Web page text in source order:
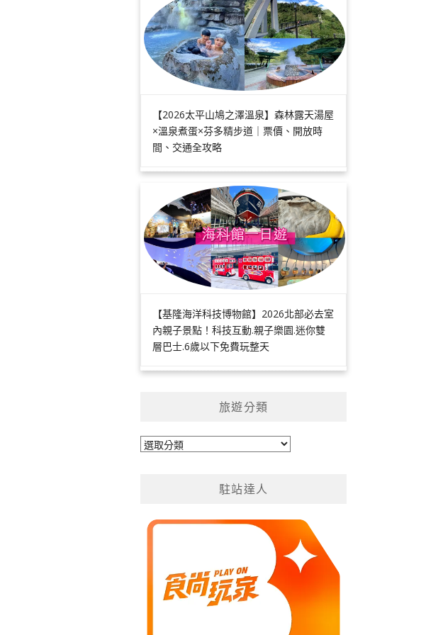
【2026太平山鳩之澤溫泉】森林露天湯屋
×溫泉煮蛋×芬多精步道｜票價、開放時
間、交通全攻略
【基隆海洋科技博物館】2026北部必去室
內親子景點！科技互動.親子樂園.迷你雙
層巴士.6歲以下免費玩整天
旅遊分類
旅
駐站達人